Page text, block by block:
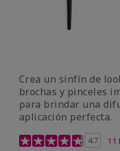
Crea un sinfín de
brochas y pinceles
para brindar una
aplicación perfecta.
Calificación de clientes
4.7 11